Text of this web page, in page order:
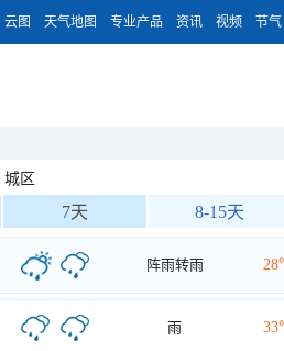
云图 天气地图 专业产品 资讯 视频 节气
城区
7天 8-15天
阵雨转雨
雨